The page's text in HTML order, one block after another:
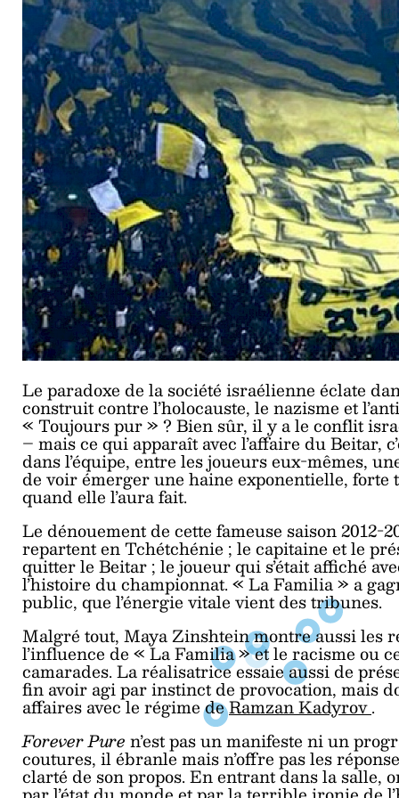
Le paradoxe de la société israélienne éclate
construit contre l’holocauste, le nazisme et
« Toujours pur » ? Bien sûr, il y a le conflit
– mais ce qui apparaît avec l’affaire du Beitar,
dans l’équipe, entre les joueurs eux-mêmes,
de voir émerger une haine exponentielle, forte
quand elle l’aura fait.
Le dénouement de cette fameuse saison
repartent en Tchétchénie ; le capitaine et le
quitter le Beitar ; le joueur qui s’était affiché
l’histoire du championnat. « La Familia » a
public, que l’énergie vitale vient des tribunes.
Malgré tout, Maya Zinshtein montre aussi les
l’influence de « La Familia » et le racisme ou
camarades. La réalisatrice essaie aussi de
fin avoir agi par instinct de provocation, mais
affaires avec le régime deRamzan Kadyrov.
Forever Puren’est pas un manifeste ni un
coutures, il ébranle mais n’offre pas les
clarté de son propos. En entrant dans la salle,